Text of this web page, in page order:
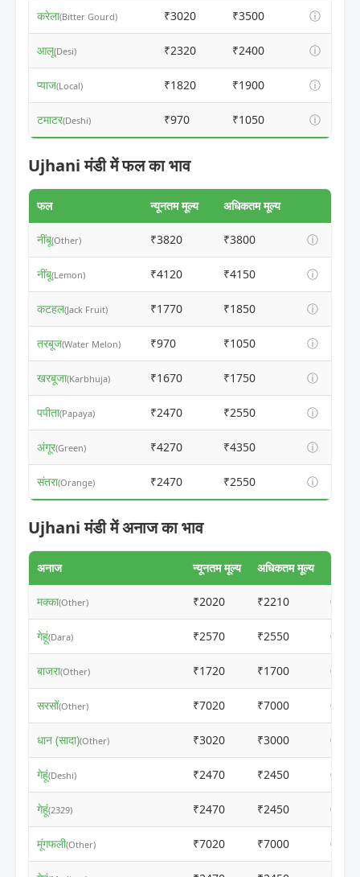
करेला(Bitter Gourd) ₹3020 ₹3500 ⓘ
आलू(Desi) ₹2320 ₹2400 ⓘ
प्याज(Local) ₹1820 ₹1900 ⓘ
टमाटर(Deshi) ₹970 ₹1050 ⓘ
Ujhani मंडी में फल का भाव
फल न्यूनतम मूल्य अधिकतम मूल्य
नींबू(Other) ₹3820 ₹3800 ⓘ
नींबू(Lemon) ₹4120 ₹4150 ⓘ
कटहल(Jack Fruit) ₹1770 ₹1850 ⓘ
तरबूज(Water Melon) ₹970 ₹1050 ⓘ
खरबूजा(Karbhuja) ₹1670 ₹1750 ⓘ
पपीता(Papaya) ₹2470 ₹2550 ⓘ
अंगूर(Green) ₹4270 ₹4350 ⓘ
संतरा(Orange) ₹2470 ₹2550 ⓘ
Ujhani मंडी में अनाज का भाव
अनाज न्यूनतम मूल्य अधिकतम मूल्य
मक्का(Other) ₹2020 ₹2210 ⓘ
गेहूं(Dara) ₹2570 ₹2550 ⓘ
बाजरा(Other) ₹1720 ₹1700 ⓘ
सरसों(Other) ₹7020 ₹7000 ⓘ
धान (सादा)(Other) ₹3020 ₹3000 ⓘ
गेहूं(Deshi) ₹2470 ₹2450 ⓘ
गेहूं(2329) ₹2470 ₹2450 ⓘ
मूंगफली(Other) ₹7020 ₹7000 ⓘ